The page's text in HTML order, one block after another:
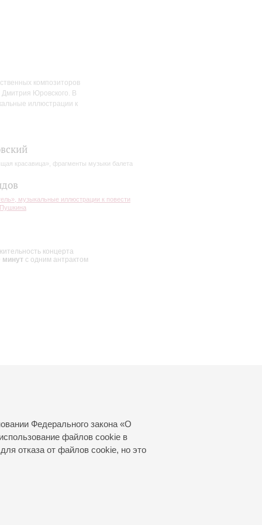
Федерального закона «О
файлов cookie в
отказа от файлов cookie, но это
композиторов
Дмитрия Юровского. В
иллюстрации к
красавица», фрагменты музыки балета
музыкальные иллюстрации к повести
концерта
минут с одним антрактом